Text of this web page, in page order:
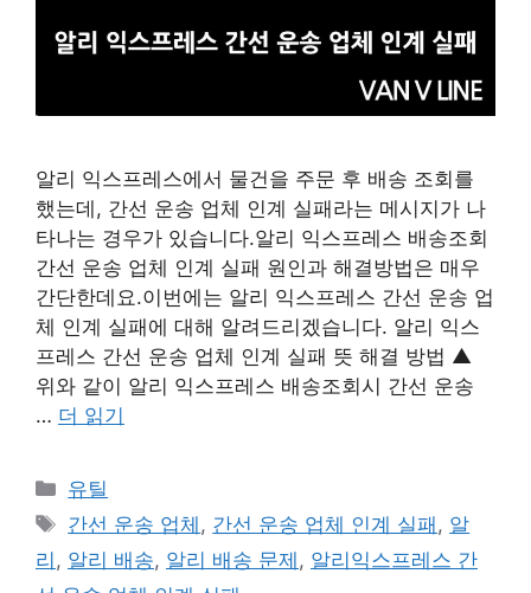
알리 익스프레스에서 물건을 주문 후 배송 조회를
했는데, 간선 운송 업체 인계 실패라는 메시지가 나
타나는 경우가 있습니다.알리 익스프레스 배송조회
간선 운송 업체 인계 실패 원인과 해결방법은 매우
간단한데요.이번에는 알리 익스프레스 간선 운송 업
체 인계 실패에 대해 알려드리겠습니다. 알리 익스
프레스 간선 운송 업체 인계 실패 뜻 해결 방법 ▲
위와 같이 알리 익스프레스 배송조회시 간선 운송
… 더 읽기
카
테
리
유틸
태
그
간선 운송 업체 , 간선 운송 업체 인계 실패 , 알
리 , 알리 배송, 알리 배송 문제 , 알리익스프레스 간